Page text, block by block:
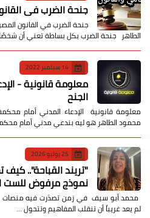
جنحة الضرب في
جنحة الضرب في القانون
الطاهر جنحة الضرب بكل بساطة تعني أن
14 سبتمبر 2022
معلومة قانونية -
الجنح
معلومة قانونية الإدعاء المدني أمام
محمود الطاهر هو ليه بندعي مدني أمام
25 يوليو 2026
​"تريند القباحة"..
نموذج مرفوض للست
محمد أبو سيف ​في زمن تصدّرت فيه منصات
لم يعد غريباً أن تنقلب المفاهيم وتتحول …